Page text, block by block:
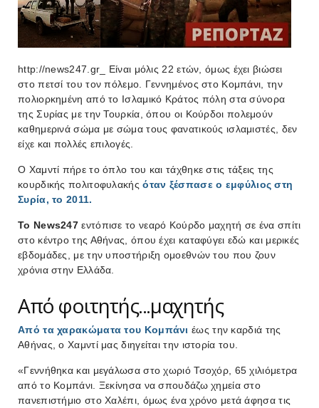
http://news247.gr_ Είναι μόλις 22 ετών, όμως έχει βιώσει
στο πετσί του τον πόλεμο. Γεννημένος στο Κομπάνι, την
πολιορκημένη από το Ισλαμικό Κράτος πόλη στα σύνορα
της Συρίας με την Τουρκία, όπου οι Κούρδοι πολεμούν
καθημερινά σώμα με σώμα τους φανατικούς ισλαμιστές, δεν
είχε και πολλές επιλογές.
Ο Χαμντί πήρε το όπλο του και τάχθηκε στις τάξεις της
κουρδικής πολιτοφυλακής όταν ξέσπασε ο εμφύλιος στη
Συρία, το 2011.
Το News247εντόπισε το νεαρό Κούρδο μαχητή σε ένα σπίτι
στο κέντρο της Αθήνας, όπου έχει καταφύγει εδώ και μερικές
εβδομάδες, με την υποστήριξη ομοεθνών του που ζουν
χρόνια στην Ελλάδα.
Από φοιτητής...μαχητής
Από τα χαρακώματα του Κομπάνι έως την καρδιά της
Αθήνας, ο Χαμντί μας διηγείται την ιστορία του
«Γεννήθηκα και μεγάλωσα στο χωριό Τσοχόρ, 65 χιλιόμετρα
από το Κομπάνι. Ξεκίνησα να σπουδάζω χημεία στο
πανεπιστήμιο στο Χαλέπι, όμως ένα χρόνο μετά άφησα τις